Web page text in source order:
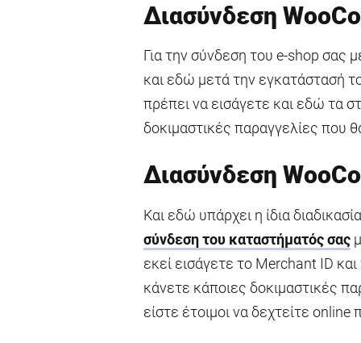
Διασύνδεση
Για την σύνδεση του e-shop σας
και εδώ μετά την εγκατάστασή
πρέπει να εισάγετε και εδώ τα
δοκιμαστικές παραγγελίες που
Διασύνδεση
Και εδώ υπάρχει η ίδια
σύνδεση του καταστήματός σας
εκεί εισάγετε το Merchant ID
κάνετε κάποιες δοκιμαστικές
είστε έτοιμοι να δεχτείτε